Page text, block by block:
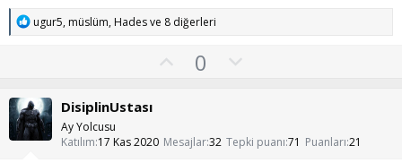
T
e
r
:
ugur5,müslüm,Hadesve 8 diğerleri
O0
s
DisiplinUstası
Ay Yolcusu
Katılım 17 Kas 2020 Mesajlar32 Tepki puanı 71 Puanları 21